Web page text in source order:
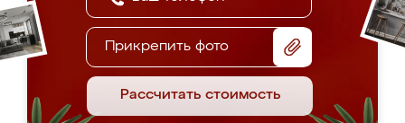
Прикрепить фото
Рассчитать стоимость